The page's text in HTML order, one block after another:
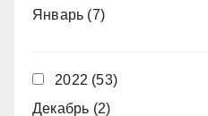
Январь (7)
2022 (53)
Декабрь (2)